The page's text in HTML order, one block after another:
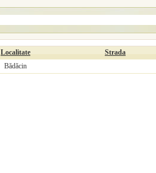
Localitate Strada
Bădăcin